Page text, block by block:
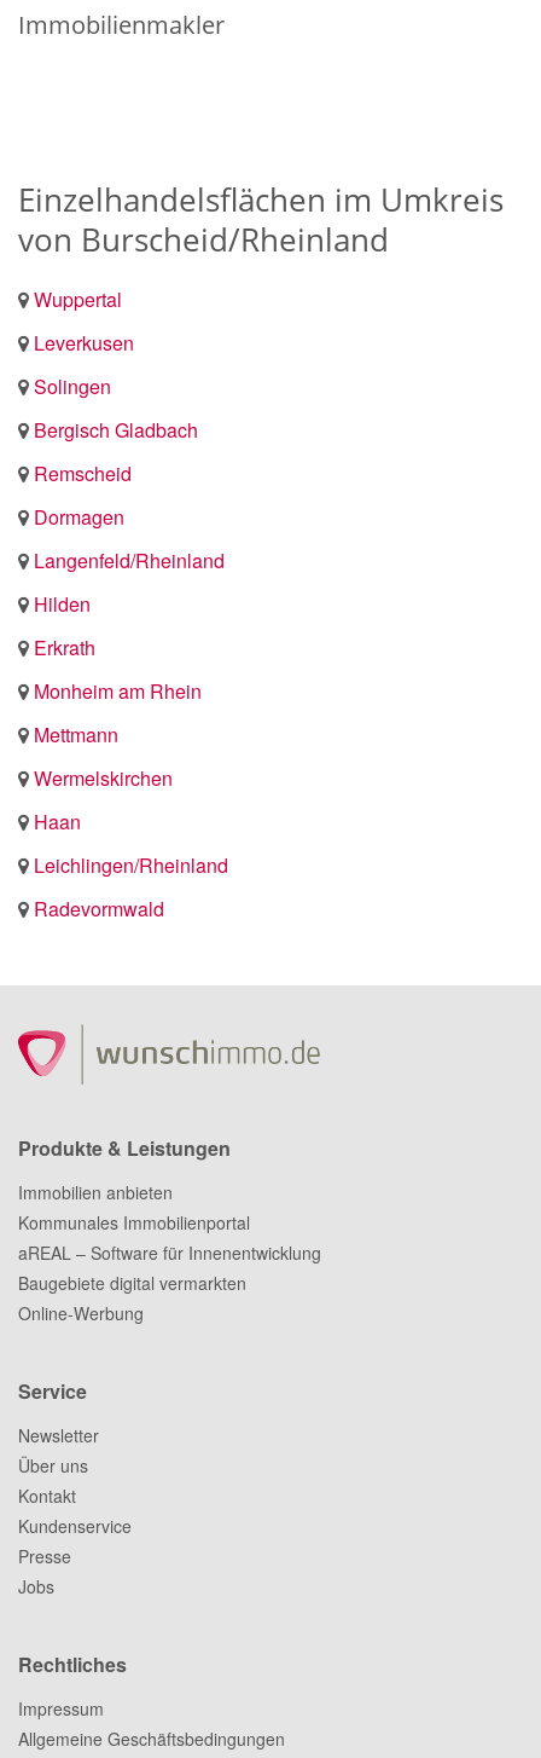
Immobilienmakler
Einzelhandelsflächen im Umkreis
von Burscheid/Rheinland
Wuppertal
Leverkusen
Solingen
Bergisch Gladbach
Remscheid
Dormagen
Langenfeld/Rheinland
Hilden
Erkrath
Monheim am Rhein
Mettmann
Wermelskirchen
Haan
Leichlingen/Rheinland
Radevormwald
Produkte & Leistungen
Immobilien anbieten
Kommunales Immobilienportal
aREAL – Software für Innenentwicklung
Baugebiete digital vermarkten
Online-Werbung
Service
Newsletter
Über uns
Kontakt
Kundenservice
Presse
Jobs
Rechtliches
Impressum
Allgemeine Geschäftsbedingungen